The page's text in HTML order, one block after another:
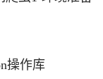
操作库